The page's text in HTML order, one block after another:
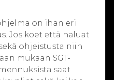
on ihan eri
Jos koet että haluat
ohjeistusta niin
mukaan SGT-
saat